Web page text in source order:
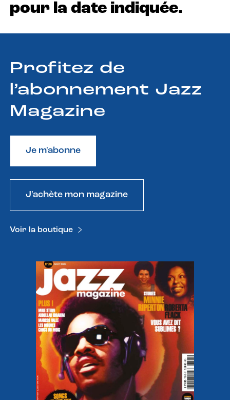
pour la date indiquée.
Profitez de
l’abonnement Jazz
Magazine
Je m'abonne
J'achète mon magazine
Voir la boutique